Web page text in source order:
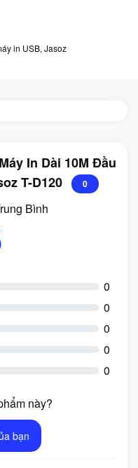
in USB, Jasoz
In Dài 10M Đầu
T-D120
0
Bình
0
0
0
0
0
này?
bạn